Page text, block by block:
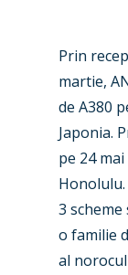
Prin
martie,
de A380
Japonia.
pe 24
Honolulu.
3
o familie
al